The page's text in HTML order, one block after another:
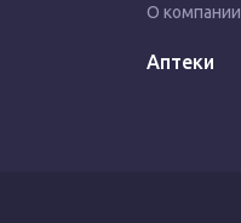
О компании
Аптеки